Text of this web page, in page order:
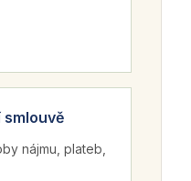
nájmu, plateb,